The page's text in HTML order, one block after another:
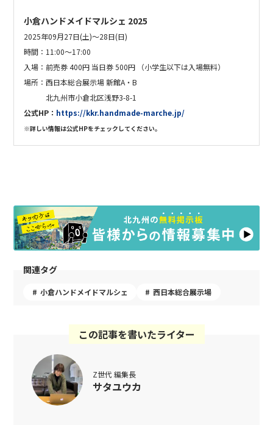
小倉ハンドメイドマルシェ 2025
2025年09月27日(土)～28日(日)
時間： 11:00～17:00
入場： 前売券 400円 当日券 500円 （小学生以下は入場無料）
場所：西日本総合展示場 新館A・B
北九州市小倉北区浅野3-8-1
公式HP ： https://kkr.handmade-marche.jp/
※詳しい情報は公式HPをチェックしてください。
関連タグ
小倉ハンドメイドマルシェ 西日本総合展示場
この記事を書いたライター
Z世代 編集長
サタユウカ